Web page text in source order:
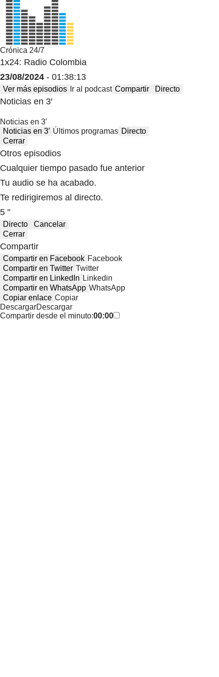
Crónica 24/7
1x24: Radio Colombia
23/08/2024 - 01:38:13
Ver más episodios Ir al podcast Compartir Directo
Noticias en 3′
Noticias en 3′
Noticias en 3′ Últimos programas Directo
Cerrar
Otros episodios
Cualquier tiempo pasado fue anterior
Tu audio se ha acabado.
Te redirigiremos al directo.
5 "
Directo
Cancelar
Cerrar
Compartir
Compartir en Facebook Facebook
Compartir en Twitter Twitter
Compartir en LinkedIn Linkedin
Compartir en WhatsApp WhatsApp
Copiar enlace Copiar
DescargarDescargar
Compartir desde el minuto:00:00